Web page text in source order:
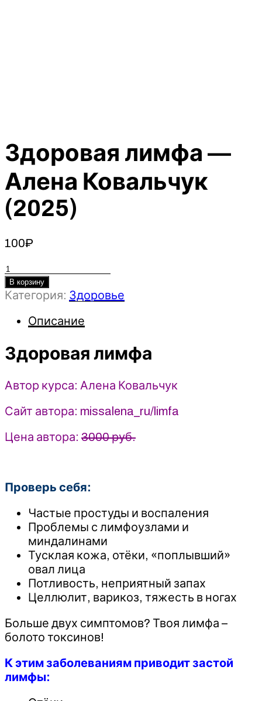
Здоровая лимфа —
Алена Ковальчук
(2025)
100₽
Количество
товара
Здоровая
Ковальчук
(2025)
В корзину
Категория: Здоровье
Описание
Здоровая лимфа
Автор курса: Алена Ковальчук
Сайт автора: missalena_ru/limfa
Цена автора: 3000 руб.
Проверь себя:
Частые простуды и воспаления
Проблемы с лимфоузлами и
миндалинами
Тусклая кожа, отёки, «поплывший»
овал лица
Потливость, неприятный запах
Целлюлит, варикоз, тяжесть в ногах
Больше двух симптомов? Твоя лимфа –
болото токсинов!
К этим заболеваниям приводит застой
лимфы: